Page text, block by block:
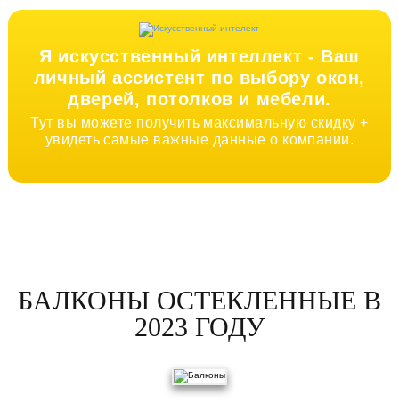
Я искусственный интеллект - Ваш
личный ассистент по выбору окон,
дверей, потолков и мебели.
Тут вы можете получить максимальную скидку +
увидеть самые важные данные о компании.
БАЛКОНЫ ОСТЕКЛЕННЫЕ В
2023 ГОДУ